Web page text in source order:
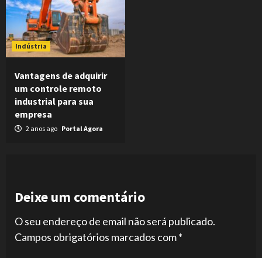
Indústria
Vantagens de adquirir
um controle remoto
industrial para sua
empresa
2 anos ago Portal Agora
Deixe um comentário
O seu endereço de email não será publicado.
Campos obrigatórios marcados com*